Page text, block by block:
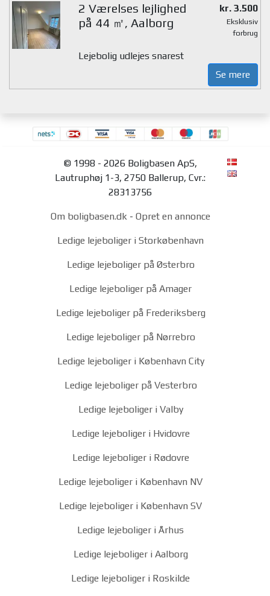
2 Værelses lejlighed
på 44 ㎡, Aalborg
kr. 3.500
Eksklusiv
forbrug
Lejebolig udlejes snarest
Se mere
© 1998 - 2026 Boligbasen ApS,
Lautruphøj 1-3, 2750 Ballerup, Cvr.:
28313756
Om boligbasen.dk - Opret en annonce
Ledige lejeboliger i Storkøbenhavn
Ledige lejeboliger på Østerbro
Ledige lejeboliger på Amager
Ledige lejeboliger på Frederiksberg
Ledige lejeboliger på Nørrebro
Ledige lejeboliger i København City
Ledige lejeboliger på Vesterbro
Ledige lejeboliger i Valby
Ledige lejeboliger i Hvidovre
Ledige lejeboliger i Rødovre
Ledige lejeboliger i København NV
Ledige lejeboliger i København SV
Ledige lejeboliger i Århus
Ledige lejeboliger i Aalborg
Ledige lejeboliger i Roskilde